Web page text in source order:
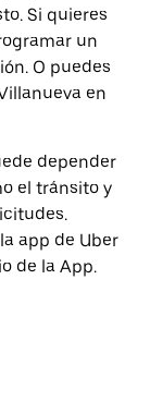
Si quieres
un
O puedes
en
depender
el tránsito y
app de Uber
de la App.